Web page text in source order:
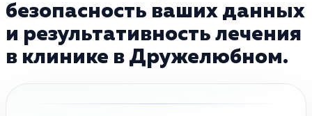
безопасность ваших данных
и результативность лечения
в клинике в Дружелюбном.